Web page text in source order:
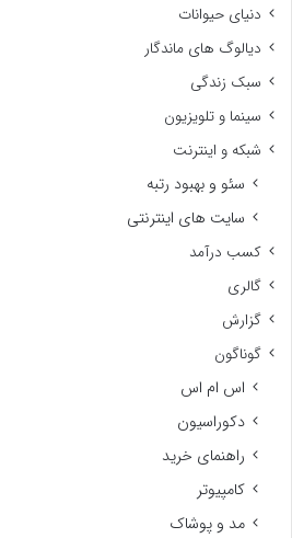
دنیای حیوانات
دیالوگ های ماندگار
سبک زندگی
سینما و تلویزیون
شبکه و اینترنت
سئو و بهبود رتبه
سایت های اینترنتی
کسب درآمد
گالری
گزارش
گوناگون
اس ام اس
دکوراسیون
راهنمای خرید
کامپیوتر
مد و پوشاک